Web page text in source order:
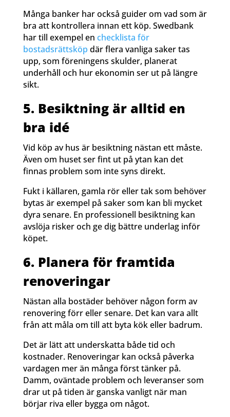
Många banker har också guider om vad som är
bra att kontrollera innan ett köp. Swedbank
har till exempel en checklista för
bostadsrättsköp där flera vanliga saker tas
upp, som föreningens skulder, planerat
underhåll och hur ekonomin ser ut på längre
sikt.
5. Besiktning är alltid en
bra idé
Vid köp av hus är besiktning nästan ett måste.
Även om huset ser fint ut på ytan kan det
finnas problem som inte syns direkt.
Fukt i källaren, gamla rör eller tak som behöver
bytas är exempel på saker som kan bli mycket
dyra senare. En professionell besiktning kan
avslöja risker och ge dig bättre underlag inför
köpet.
6. Planera för framtida
renoveringar
Nästan alla bostäder behöver någon form av
renovering förr eller senare. Det kan vara allt
från att måla om till att byta kök eller badrum.
Det är lätt att underskatta både tid och
kostnader. Renoveringar kan också påverka
vardagen mer än många först tänker på.
Damm, oväntade problem och leveranser som
drar ut på tiden är ganska vanligt när man
börjar riva eller bygga om något.